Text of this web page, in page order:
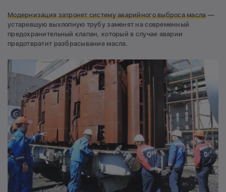
Модернизация затронет систему аварийного выброса масла—
устаревшую выхлопную трубу заменят на современный
предохранительный клапан, который в случае аварии
предотвратит разбрасывание масла.